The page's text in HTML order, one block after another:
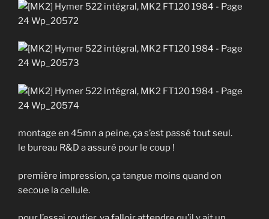
montage en 45mn a peine, ça s’est passé tout seul.
le bureau R&D a assuré pour le coup !
première impression, ça tangue moins quand on
secoue la cellule.